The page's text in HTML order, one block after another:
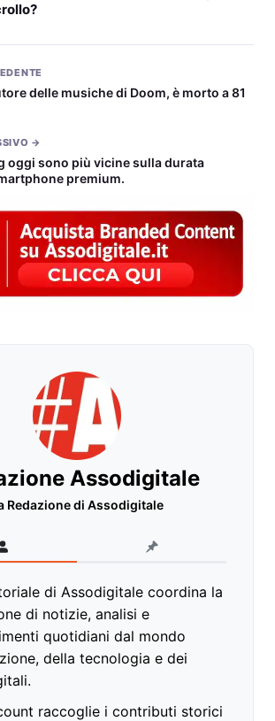
delle musiche di Doom, è morto a 81
→
oggi sono più vicine sulla durata
premium.
Assodigitale
Redazione di Assodigitale
di Assodigitale coordina la
di notizie, analisi e
quotidiani dal mondo
della tecnologia e dei
raccoglie i contributi storici